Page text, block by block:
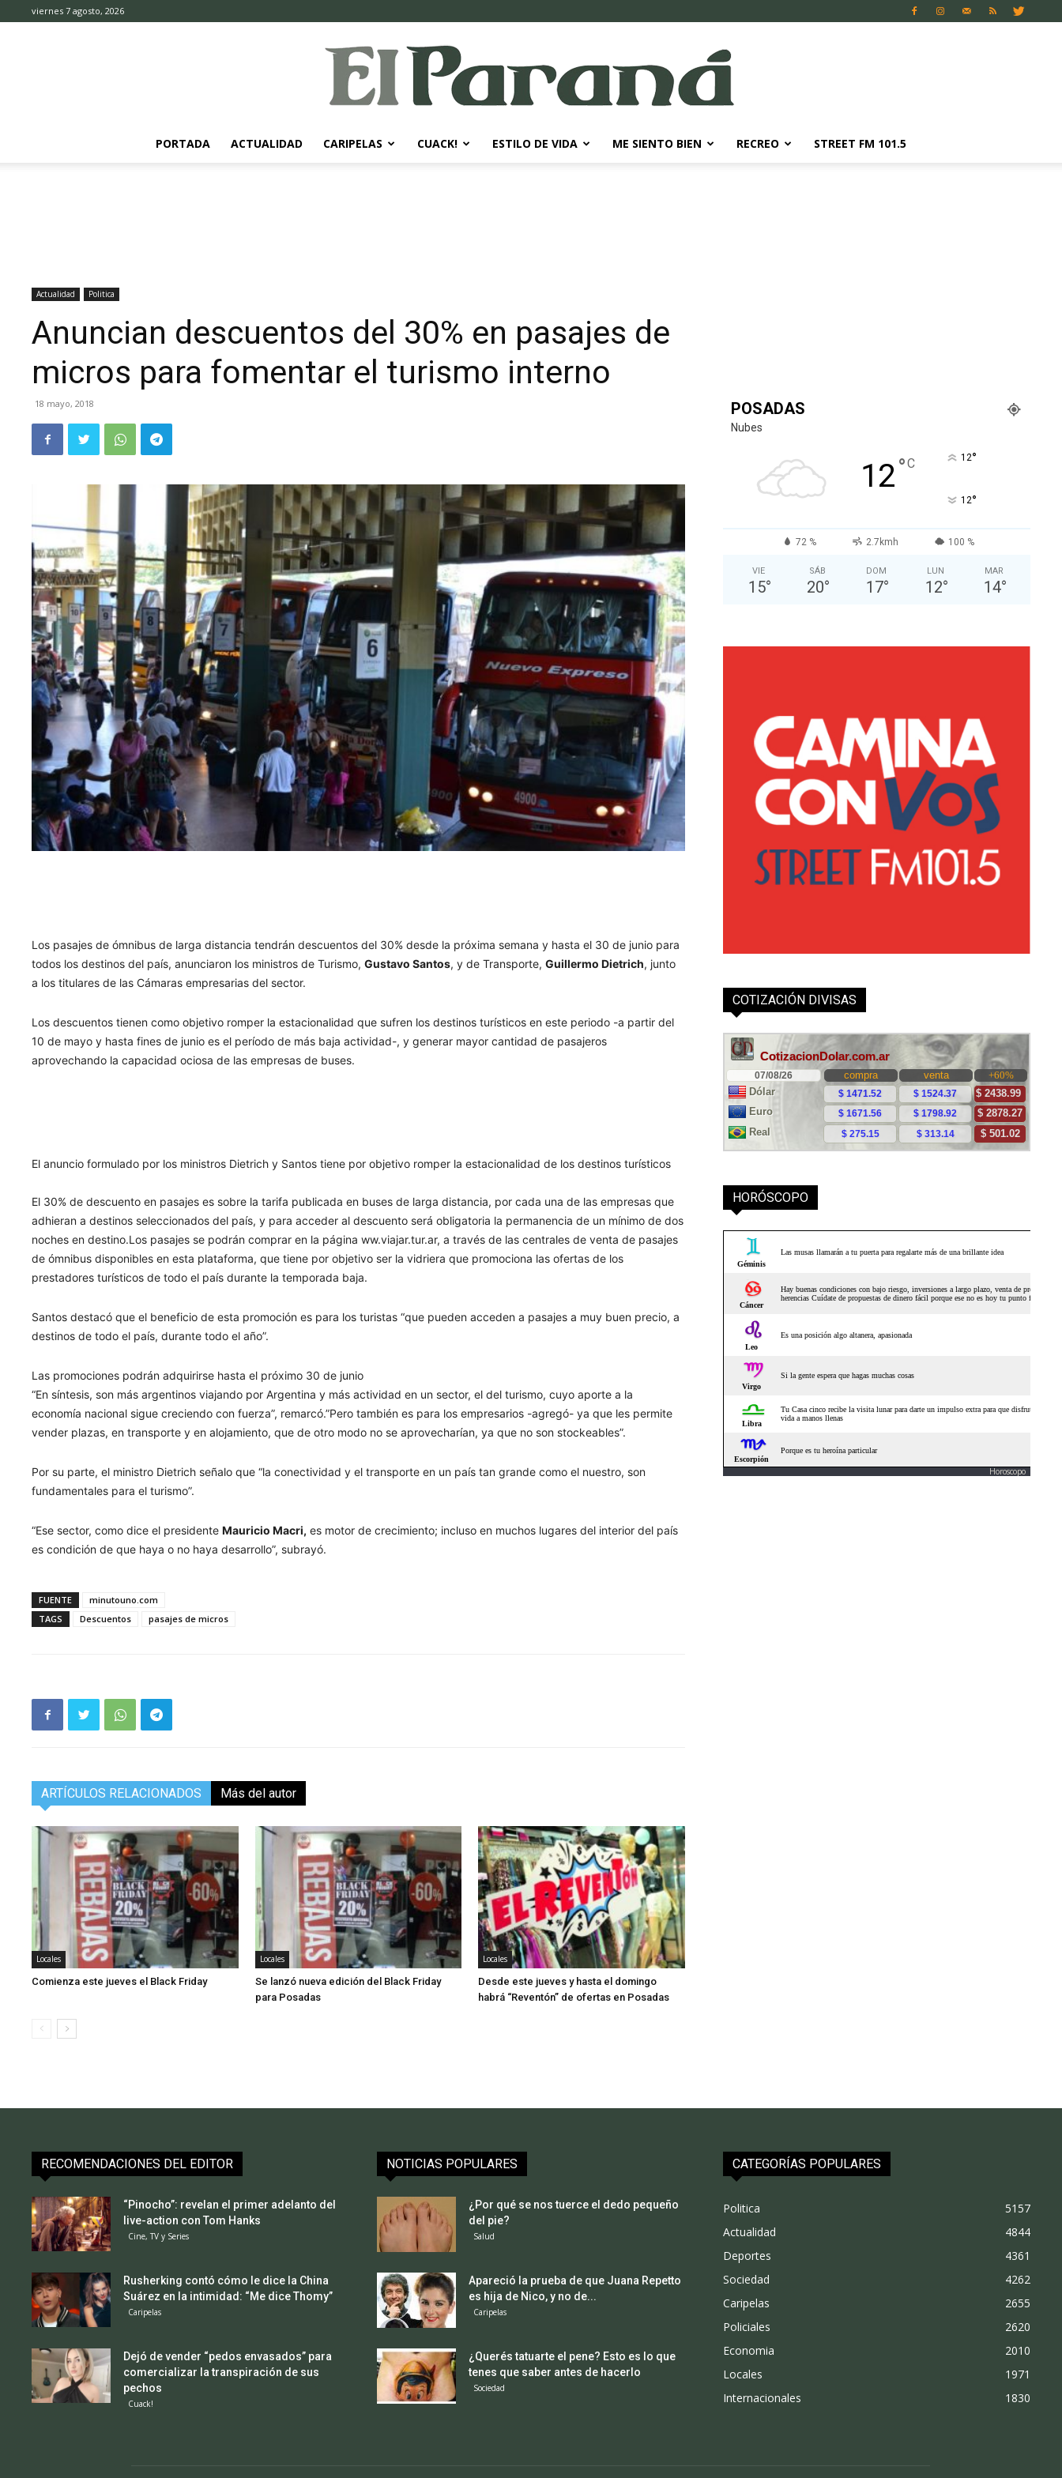
viernes 7 agosto, 2026
Diario
PORTADA ACTUALIDAD CARIPELAS CUACK! ESTILO DE VIDA ME SIENTO BIEN RECREO STREET FM 101.5
Actualidad Politica
Anuncian descuentos del 30% en pasajes de
micros para fomentar el turismo interno
18 mayo, 2018
Los pasajes de ómnibus de larga distancia tendrándescuentos del 30% desde la próxima semana y hasta el 30 de junio para
todos los destinos del país, anunciaron los ministros de Turismo,Gustavo Santos, y de Transporte,Guillermo Dietrich, junto
a los titulares de las Cámaras empresarias del sector.
Los descuentos tienen como objetivo romper la estacionalidadque sufren los destinos turísticos en este periodo -a partir del
10 de mayo y hasta fines de junio es el período de más baja actividad-, y generar mayor cantidad de pasajeros
aprovechando la capacidad ociosa de las empresas de buses.
El anuncio formulado por los ministros Dietrich y Santos tiene por objetivo romper la estacionalidad de los destinos turísticos
El 30% de descuento en pasajes es sobre la tarifa publicada en buses de larga distancia, por cada una de las empresas que
adhieran a destinos seleccionados del país, y para acceder al descuento será obligatoria la permanencia de un mínimo de dos
noches en destino.Los pasajes se podrán comprar en la página ww.viajar.tur.ar, a través de las centrales de venta de pasajes
de ómnibus disponibles en esta plataforma, que tiene por objetivo ser la vidriera que promociona las ofertas de los
prestadores turísticos de todo el país durante la temporada baja.
Santos destacó que el beneficio de esta promoción es para los turistas “que pueden acceden a pasajes a muy buen precio, a
destinos de todo el país, durante todo el año”.
Las promociones podrán adquirirse hasta el próximo 30 de junio
“En síntesis, son más argentinos viajando por Argentina y más actividad en un sector, el del turismo, cuyo aporte a la
economía nacional sigue creciendo con fuerza”, remarcó.”Pero también es para los empresarios -agregó- ya que les permite
vender plazas, en transporte y en alojamiento, que de otro modo no se aprovecharían, ya que no son stockeables”.
Por su parte, el ministro Dietrich señalo que “la conectividad y el transporte en un país tan grande como el nuestro, son
fundamentales para el turismo”.
“Ese sector, como dice el presidenteMauricio Macri, es motor de crecimiento; incluso en muchos lugares del interior del país
es condición de que haya o no haya desarrollo”, subrayó.
FUENTE
minutouno.com
TAGS
Descuentos pasajes de micros
ARTÍCULOS RELACIONADOS Más del autor
Locales
Comienza este jueves el Black Friday
Locales
Se lanzó nueva edición del Black Friday
para Posadas
Locales
Desde este jueves y hasta el domingo
habrá “Reventón” de ofertas en Posadas
POSADAS
Nubes
12°C 12°
12°
72 % 2.7kmh 100 %
VIE
15°
SÁB
20°
DOM
17°
LUN
12°
MAR
14°
COTIZACIÓN DIVISAS
HORÓSCOPO
Horoscopo
RECOMENDACIONES DEL EDITOR
“Pinocho”: revelan el primer adelanto del
live-action con Tom Hanks
Cine, TV y Series
Rusherking contó cómo le dice la China
Suárez en la intimidad: “Me dice Thomy”
Caripelas
Dejó de vender “pedos envasados” para
comercializar la transpiración de sus
pechos
Cuack!
NOTICIAS POPULARES
¿Por qué se nos tuerce el dedo pequeño
del pie?
Salud
Apareció la prueba de que Juana Repetto
es hija de Nico, y no de...
Caripelas
¿Querés tatuarte el pene? Esto es lo que
tenes que saber antes de hacerlo
Sociedad
CATEGORÍAS POPULARES
Politica
5157
Actualidad
4844
Deportes
4361
Sociedad
4262
Caripelas
2655
Policiales
2620
Economia
2010
Locales
1971
Internacionales
1830